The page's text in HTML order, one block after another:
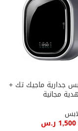
جدارية ماجيك تك +
مجانية
1,500 ر.س